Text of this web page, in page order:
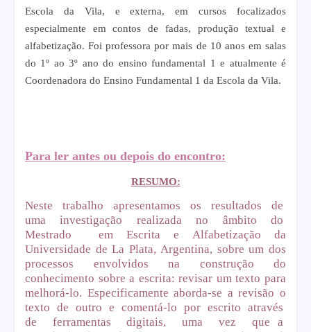
Escola da Vila, e externa, em cursos focalizados
especialmente em contos de fadas, produção textual e
alfabetização. Foi professora por mais de 10 anos em salas
do 1º ao 3º ano do ensino fundamental 1 e atualmente é
Coordenadora do Ensino Fundamental 1 da Escola da Vila.
Para ler antes ou depois do encontro:
RESUMO:
Neste trabalho apresentamos os resultados de
uma investigação realizada no âmbito do
Mestrado em Escrita e Alfabetização da
Universidade de La Plata, Argentina, sobre um dos
processos envolvidos na construção do
conhecimento sobre a escrita: revisar um texto para
melhorá-lo. Especificamente aborda-se a revisão o
texto de outro e comentá-lo por escrito através
de
ferramentas digitais, uma vez
que a